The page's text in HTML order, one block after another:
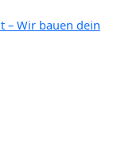
– Wir bauen dein